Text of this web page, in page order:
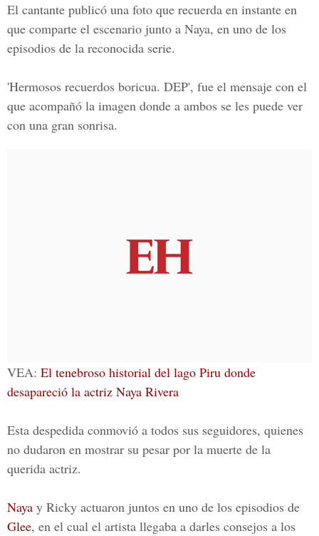
El cantante publicó una foto que recuerda en instante en
que comparte el escenario junto a Naya, en uno de los
episodios de la reconocida serie.
'Hermosos recuerdos boricua. DEP', fue el mensaje con el
que acompañó la imagen donde a ambos se les puede ver
con una gran sonrisa.
VEA: El tenebroso historial del lago Piru donde
desapareció la actriz Naya Rivera
Esta despedida conmovió a todos sus seguidores, quienes
no dudaron en mostrar su pesar por la muerte de la
querida actriz.
Naya y Ricky actuaron juntos en uno de los episodios de
Glee, en el cual el artista llegaba a darles consejos a los